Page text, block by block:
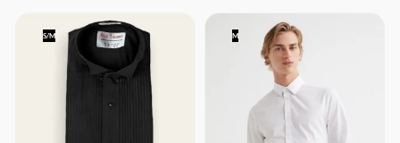
S/M M